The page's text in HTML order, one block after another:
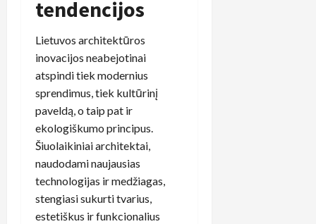
tendencijos
Lietuvos architektūros
inovacijos neabejotinai
atspindi tiek modernius
sprendimus, tiek kultūrinį
paveldą, o taip pat ir
ekologiškumo principus.
Šiuolaikiniai architektai,
naudodami naujausias
technologijas ir medžiagas,
stengiasi sukurti tvarius,
estetiškus ir funkcionalius